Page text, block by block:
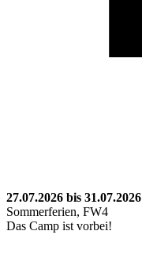
27.07.2026 bis 31.07.2026
Sommerferien, FW4
Das Camp ist vorbei!